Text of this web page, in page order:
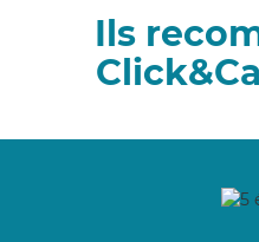
Ils